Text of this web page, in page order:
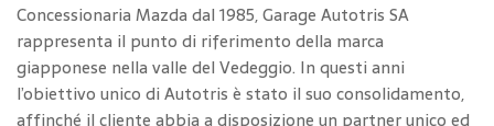
Concessionaria Mazda dal 1985, Garage Autotris SA
rappresenta il punto di riferimento della marca
giapponese nella valle del Vedeggio. In questi anni
l’obiettivo unico di Autotris è stato il suo consolidamento,
affinché il cliente abbia a disposizione un partner unico ed